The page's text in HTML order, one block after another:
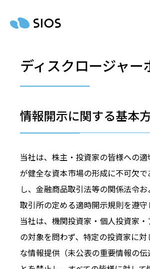
ディスクロージャー
情報開示に関する基本
当社は、株主・投資家の皆様への
が健全な資本市場の形成に不可欠
し、金融商品取引法等の関係法令
取引所の定める適時開示規則を遵守
当社は、機関投資家・個人投資家
の対象を問わず、特定の投資家に
な情報提供（未公表の重要情報の伝